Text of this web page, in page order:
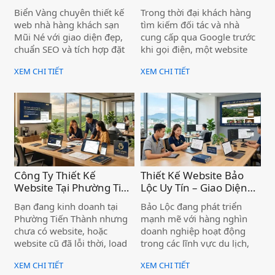
– Chuyên Nghiệp, Chức
Năng Đặt Phòng Trực
Tuyến Tiện Ích )
Biển Vàng chuyên thiết kế
web nhà hàng khách sạn
Mũi Né với giao diện đẹp,
chuẩn SEO và tích hợp đặt
sở của bạn tiếp cận khách
Google.
XEM CHI TIẾT
– Nâng Tầm Thương
Hiệu Doanh Nghiệp )
Trong thời đại khách hàng
tìm kiếm đối tác và nhà
cung cấp qua Google trước
khi gọi điện, một website
nghiệp không còn là "có thì
doanh nghiệp được tin
tưởng và lựa chọn. Nếu bạn
đang kinh doanh tại xã Vĩnh
Hảo mà chưa có website,
hoặc website cũ đã lỗi thời,
bạn đang để đối thủ vượt
lên phía trước mỗi ngày.
XEM CHI TIẾT
Công Ty Thiết Kế
Website Tại Phường Tiến
Thành – Chuẩn SEO,
Hiệu Quả Cho Doanh
Nghiệp )
Bạn đang kinh doanh tại
Phường Tiến Thành nhưng
chưa có website, hoặc
website cũ đã lỗi thời, load
từ Google? Đây là bài toán
XEM CHI TIẾT
Thiết Kế Website Bảo
Lộc Uy Tín – Giao Diện
Đẹp, Hỗ Trợ Tận Tâm )
Bảo Lộc đang phát triển
mạnh mẽ với hàng nghìn
doanh nghiệp hoạt động
trong các lĩnh vực du lịch,
vụ và bất động sản. Trong
XEM CHI TIẾT